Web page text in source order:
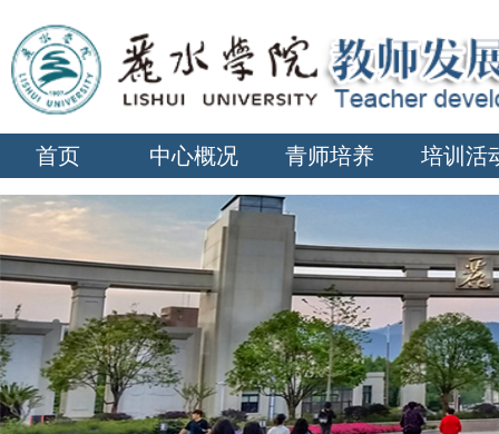
首页 中心概况 青师培养 培训活